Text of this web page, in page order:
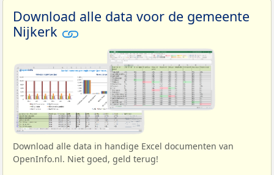
Download alle data voor de gemeente
Nijkerk
Download alle data in handige Excel documenten van
OpenInfo.nl. Niet goed, geld terug!